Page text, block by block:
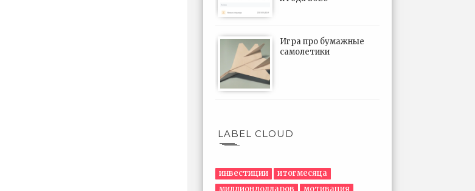
Игра про бумажные
самолетики
LABEL CLOUD
инвестиции
итогмесяца